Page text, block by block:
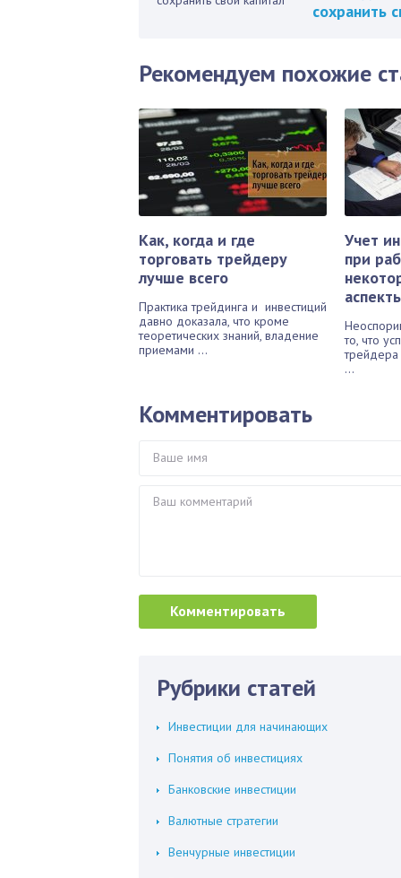
сохранить
Рекомендуем похожие
Как, когда и где
торговать трейдеру
лучше всего
Практика трейдинга и инвестиций
давно доказала, что кроме
теоретических знаний, владение
приемами ...
Учет
при
то, что
трейдера
...
Комментировать
Рубрики статей
Инвестиции для начинающих
Понятия об инвестициях
Банковские инвестиции
Валютные стратегии
Венчурные инвестиции